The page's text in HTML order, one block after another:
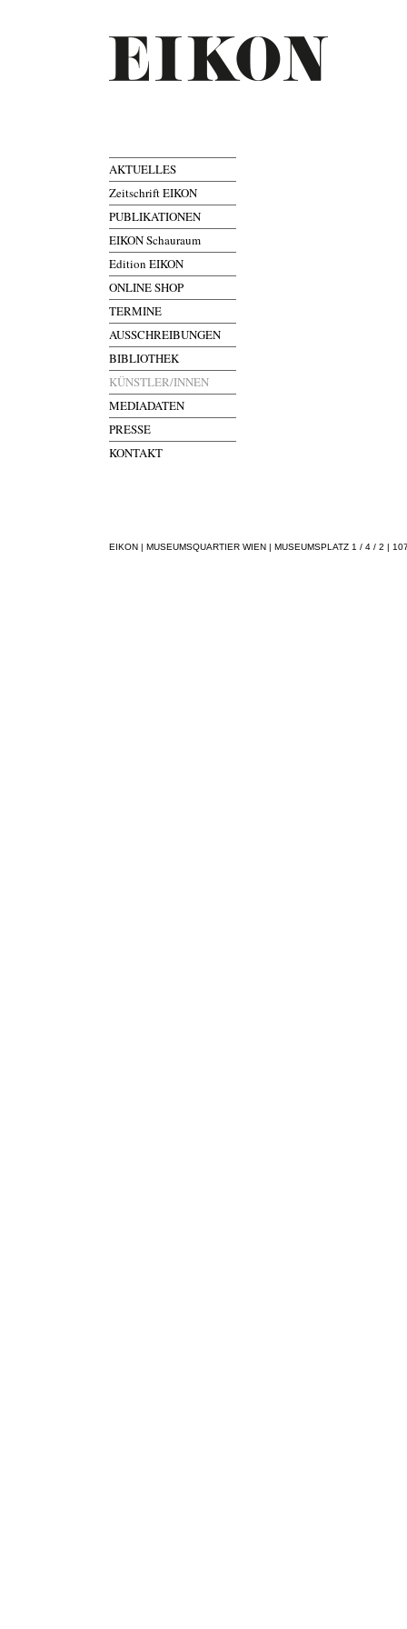
AKTUELLES
Zeitschrift EIKON
PUBLIKATIONEN
EIKON Schauraum
Edition EIKON
ONLINE SHOP
TERMINE
AUSSCHREIBUNGEN
BIBLIOTHEK
KÜNSTLER/INNEN
MEDIADATEN
PRESSE
KONTAKT
EIKON | MUSEUMSQUARTIER WIEN | MUSEUMSPLATZ 1 / 4 / 2 |